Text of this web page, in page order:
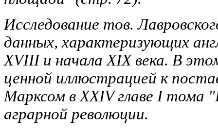
Исследование тов.
данных, характеризующих
XVIII и начала XIX века. В
ценной иллюстрацией к
Марксом в XXIV главе I тома
аграрной революции.